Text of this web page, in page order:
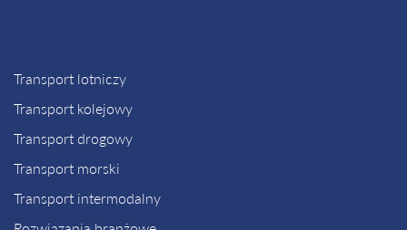
Transport lotniczy
Transport kolejowy
Transport drogowy
Transport morski
Transport intermodalny